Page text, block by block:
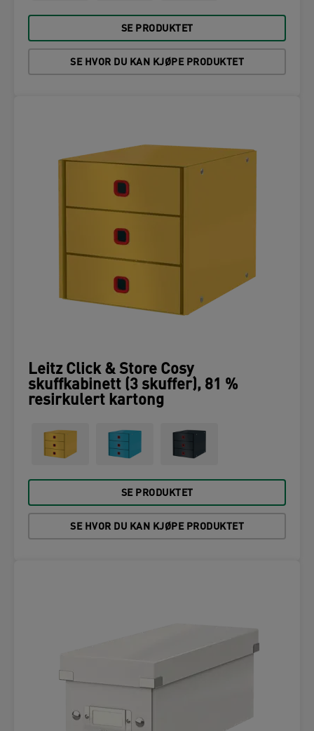
SE PRODUKTET
SE HVOR DU KAN KJØPE PRODUKTET
Leitz Click & Store Cosy
skuffkabinett (3 skuffer), 81 %
resirkulert kartong
SE PRODUKTET
SE HVOR DU KAN KJØPE PRODUKTET